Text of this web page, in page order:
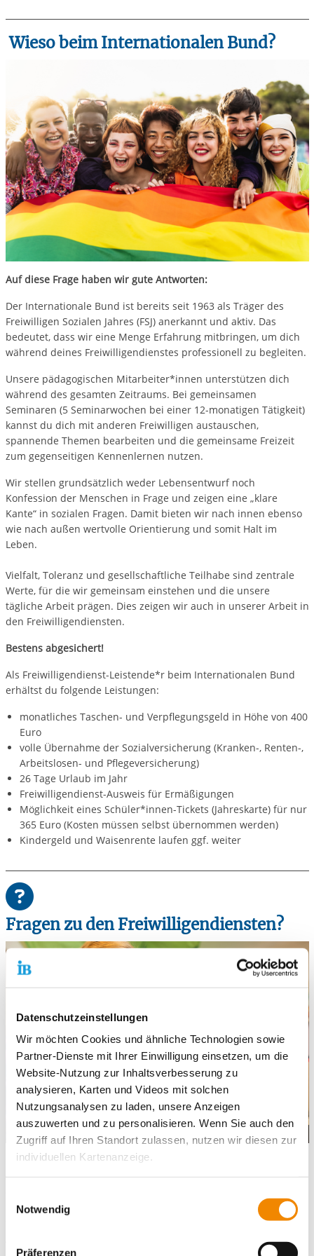
Datenschutzeinstellungen
Wir möchten Cookies und ähnliche Technologien sowie
Partner-Dienste mit Ihrer Einwilligung einsetzen, um die
Website-Nutzung zur Inhaltsverbesserung zu
analysieren, Karten und Videos mit solchen
Nutzungsanalysen zu laden, unsere Anzeigen
auszuwerten und zu personalisieren. Wenn Sie auch den
Zugriff auf Ihren Standort zulassen, nutzen wir diesen zur
individuellen Kartenanzeige.
unsere Partner Daten wie Ihre IP-Adresse und
verarbeiten diese zusammen mit Daten von anderen
Websites. Die Partner erkennen mitunter auch, wenn Sie
Notwendig
Präferenzen
Wieso beim Internationalen Bund?
Auf diese Frage haben wir gute Antworten:
Der Internationale Bund ist bereits seit 1963 als Träger des
Freiwilligen Sozialen Jahres (FSJ) anerkannt und aktiv. Das
bedeutet, dass wir eine Menge Erfahrung mitbringen, um dich
während deines Freiwilligendienstes professionell zu begleiten.
Unsere pädagogischen Mitarbeiter*innen unterstützen dich
während des gesamten Zeitraums. Bei gemeinsamen
Seminaren (5 Seminarwochen bei einer 12-monatigen Tätigkeit)
kannst du dich mit anderen Freiwilligen austauschen,
spannende Themen bearbeiten und die gemeinsame Freizeit
zum gegenseitigen Kennenlernen nutzen.
Wir stellen grundsätzlich weder Lebensentwurf noch
Konfession der Menschen in Frage und zeigen eine „klare
Kante“ in sozialen Fragen. Damit bieten wir nach innen ebenso
wie nach außen wertvolle Orientierung und somit Halt im
Leben.
Vielfalt, Toleranz und gesellschaftliche Teilhabe sind zentrale
Werte, für die wir gemeinsam einstehen und die unsere
tägliche Arbeit prägen. Dies zeigen wir auch in unserer Arbeit in
den Freiwilligendiensten.
Bestens abgesichert!
Als Freiwilligendienst-Leistende*r beim Internationalen Bund
erhältst du folgende Leistungen:
monatliches Taschen- und Verpflegungsgeld in Höhe von 400
Euro
volle Übernahme der Sozialversicherung (Kranken-, Renten-,
Arbeitslosen- und Pflegeversicherung)
26 Tage Urlaub im Jahr
Freiwilligendienst-Ausweis für Ermäßigungen
Möglichkeit eines Schüler*innen-Tickets (Jahreskarte) für nur
365 Euro (Kosten müssen selbst übernommen werden)
Kindergeld und Waisenrente laufen ggf. weiter
Fragen zu den Freiwilligendiensten?
Du möchtest dich zu den IB-Freiwilligendiensten in Frankfurt
am Main und unserer Seminararbeit informieren? Wir beraten
So kannst du uns erreichen:
Tel.: +49 69 380 312-47 (Mo-Fr: 9.00 - 15.00 Uhr)